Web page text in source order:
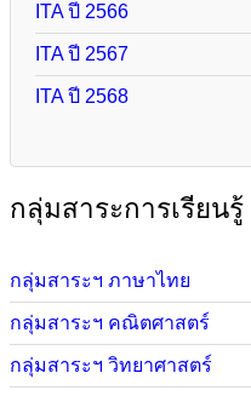
ITA ปี 2566
ITA ปี 2567
ITA ปี 2568
กลุ่มสาระการเรียนรู้
กลุ่มสาระฯ ภาษาไทย
กลุ่มสาระฯ คณิตศาสตร์
กลุ่มสาระฯ วิทยาศาสตร์